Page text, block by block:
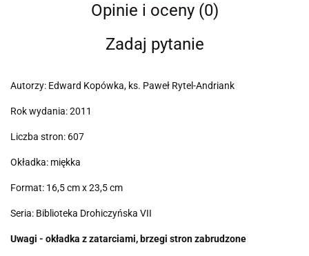
Opinie i oceny (0)
Zadaj pytanie
Autorzy: Edward Kopówka, ks. Paweł Rytel-Andriank
Rok wydania: 2011
Liczba stron: 607
Okładka: miękka
Format: 16,5 cm x 23,5 cm
Seria: Biblioteka Drohiczyńska VII
Uwagi - okładka z zatarciami, brzegi stron zabrudzone